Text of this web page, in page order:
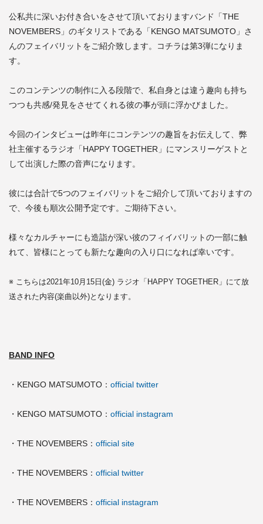
公私共に深いお付き合いをさせて頂いておりますバンド「THE
NOVEMBERS」のギタリストである「KENGO MATSUMOTO」さ
んのフェイバリットをご紹介致します。コチラは第3弾になりま
す。
このコンテンツの制作に入る段階で、私自身とは違う趣向も持ち
つつも共感/発見をさせてくれる彼の事が頭に浮かびました。
今回のインタビューは昨年にコンテンツの趣旨をお伝えして、弊
社主催するラジオ「HAPPY TOGETHER」にマンスリーゲストと
して出演した際の音声になります。
彼には合計で5つのフェイバリットをご紹介して頂いておりますの
で、今後も順次公開予定です。ご期待下さい。
様々なカルチャーにも造詣が深い彼のフィイバリットの一部に触
れて、皆様にとっても新たな趣向の入り口になれば幸いです。
※ こちらは2021年10月15日(金) ラジオ「HAPPY TOGETHER」にて放
送された内容(楽曲以外)となります。
BAND INFO
・KENGO MATSUMOTO： official twitter
・KENGO MATSUMOTO： official instagram
・THE NOVEMBERS： official site
・THE NOVEMBERS： official twitter
・THE NOVEMBERS： official instagram